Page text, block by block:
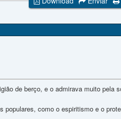
de berço, e o admirava muito pela
populares, como o espiritismo e o